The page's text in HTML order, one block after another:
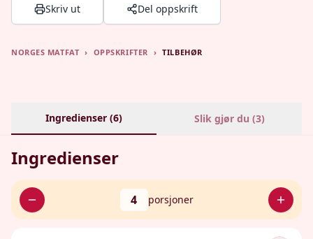
Skriv ut Del oppskrift
NORGES MATFAT › OPPSKRIFTER › TILBEHØR
Ingredienser (6) Slik gjør du (3)
Ingredienser
4 porsjoner